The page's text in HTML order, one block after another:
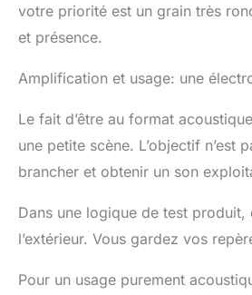
votre priorité est un grain très
et présence.
Amplification et usage: une
Le fait d’être au format
une petite scène. L’objectif
brancher et obtenir un son
Dans une logique de test produit,
l’extérieur. Vous gardez vos
Pour un usage purement